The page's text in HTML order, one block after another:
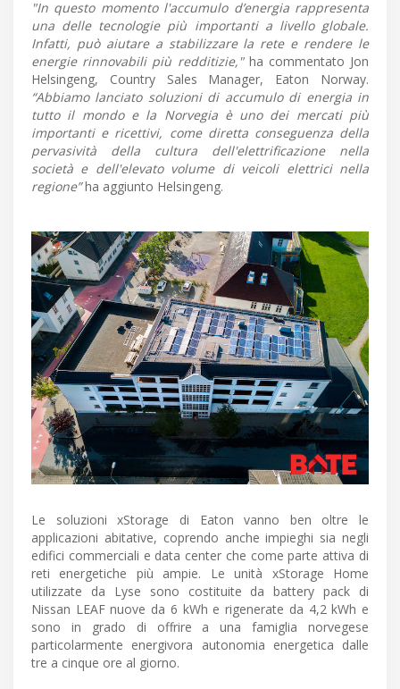
"In questo momento l'accumulo d’energia rappresenta
una delle tecnologie più importanti a livello globale.
Infatti, può aiutare a stabilizzare la rete e rendere le
energie rinnovabili più redditizie,"ha commentato Jon
Helsingeng, Country Sales Manager, Eaton Norway.
“Abbiamo lanciato soluzioni di accumulo di energia in
tutto il mondo e la Norvegia è uno dei mercati più
importanti e ricettivi, come diretta conseguenza della
pervasività della cultura dell'elettrificazione nella
società e dell'elevato volume di veicoli elettrici nella
regione”ha aggiunto Helsingeng.
Le soluzioni xStorage di Eaton vanno ben oltre le
applicazioni abitative, coprendo anche impieghi sia negli
edifici commerciali e data center che come parte attiva di
reti energetiche più ampie. Le unità xStorage Home
utilizzate da Lyse sono costituite da battery pack di
Nissan LEAF nuove da 6 kWh e rigenerate da 4,2 kWh e
sono in grado di offrire a una famiglia norvegese
particolarmente energivora autonomia energetica dalle
tre a cinque ore al giorno.